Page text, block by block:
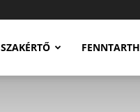
SZAKÉRTŐ